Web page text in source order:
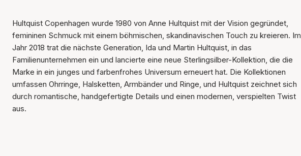
Hultquist Copenhagen wurde 1980 von Anne Hultquist mit der Vision gegründet,
femininen Schmuck mit einem böhmischen, skandinavischen Touch zu kreieren. Im
Jahr 2018 trat die nächste Generation, Ida und Martin Hultquist, in das
Familienunternehmen ein und lancierte eine neue Sterlingsilber-Kollektion, die die
Marke in ein junges und farbenfrohes Universum erneuert hat. Die Kollektionen
umfassen Ohrringe, Halsketten, Armbänder und Ringe, und Hultquist zeichnet sich
durch romantische, handgefertigte Details und einen modernen, verspielten Twist
aus.